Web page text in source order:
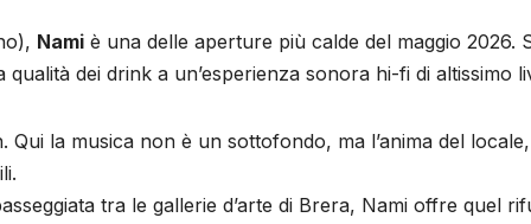
Nami è una delle aperture più calde del maggio 2026.
dei drink a un’esperienza sonora hi-fi di altissimo
Qui la musica non è un sottofondo, ma l’anima del locale,
tra le gallerie d’arte di Brera, Nami offre quel